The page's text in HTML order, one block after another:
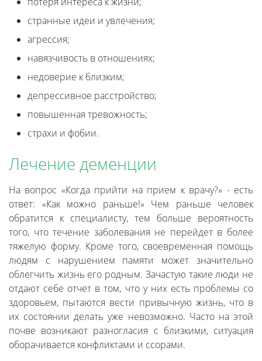
странные идеи и увлечения;
агрессия;
навязчивость в отношениях;
недоверие к близким;
депрессивное расстройство;
повышенная тревожность;
страхи и фобии.
Лечение деменции
На вопрос «Когда прийти на прием к врачу?» - есть
ответ: «Как можно раньше!» Чем раньше человек
обратится к специалисту, тем больше вероятность
того, что течение заболевания не перейдет в более
тяжелую форму. Кроме того, своевременная помощь
людям с нарушением памяти может значительно
облегчить жизнь его родным. Зачастую такие люди не
отдают себе отчет в том, что у них есть проблемы со
здоровьем, пытаются вести привычную жизнь, что в
их состоянии делать уже невозможно. Часто на этой
почве возникают разногласия с близкими, ситуация
оборачивается конфликтами и ссорами.